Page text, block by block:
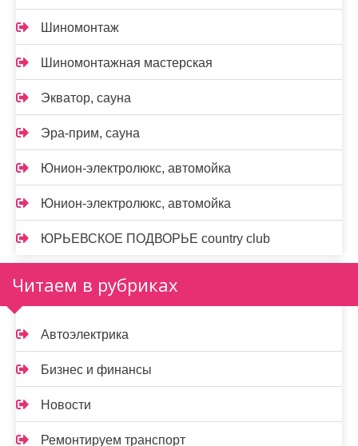
Шиномонтаж
Шиномонтажная мастерская
Экватор, сауна
Эра-прим, сауна
Юнион-электролюкс, автомойка
Юнион-электролюкс, автомойка
ЮРЬЕВСКОЕ ПОДВОРЬЕ country club
Читаем в рубриках
Автоэлектрика
Бизнес и финансы
Новости
Ремонтируем транспорт